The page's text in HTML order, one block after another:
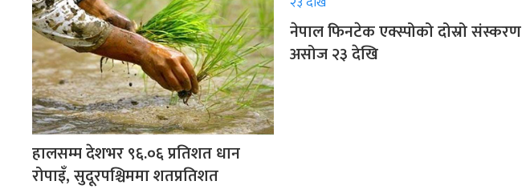
हालसम्म देशभर ९६.०६ प्रतिशत धान
रोपाइँ, सुदूरपश्चिममा शतप्रतिशत
नेपाल फिनटेक एक्स्पोको दोस्रो संस्करण
असोज २३ देखि